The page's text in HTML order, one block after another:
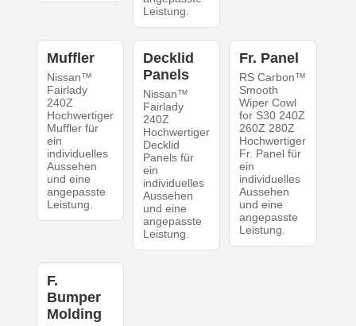
Leistung.
Muffler
Nissan™
Fairlady
240Z
Hochwertiger
Muffler für
ein
individuelles
Aussehen
und eine
angepasste
Leistung.
Decklid
Panels
Nissan™
Fairlady
240Z
Hochwertiger
Decklid
Panels für
ein
individuelles
Aussehen
und eine
angepasste
Leistung.
Fr. Panel
RS Carbon™
Smooth
Wiper Cowl
for S30 240Z
260Z 280Z
Hochwertiger
Fr. Panel für
ein
individuelles
Aussehen
und eine
angepasste
Leistung.
F.
Bumper
Molding